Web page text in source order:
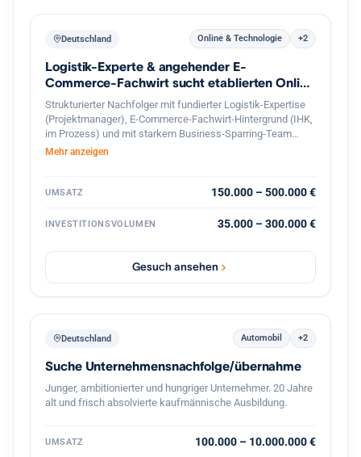
Deutschland Online & Technologie +2
Logistik-Experte & angehender E-
Commerce-Fachwirt sucht etablierten Online
Shop
Strukturierter Nachfolger mit fundierter Logistik-Expertise
(Projektmanager), E-Commerce-Fachwirt-Hintergrund (IHK,
im Prozess) und mit starkem Business-Sparring-Team
Unterstützung, sucht profitablen Online-Shop in
garantiert.
Mehr anzeigen
UMSATZ 150.000 – 500.000 €
INVESTITIONSVOLUMEN 35.000 – 300.000 €
Gesuch ansehen
Deutschland Automobil +2
Suche Unternehmensnachfolge/übernahme
Junger, ambitionierter und hungriger Unternehmer. 20 Jahre
alt und frisch absolvierte kaufmännische Ausbildung.
UMSATZ 100.000 – 10.000.000 €